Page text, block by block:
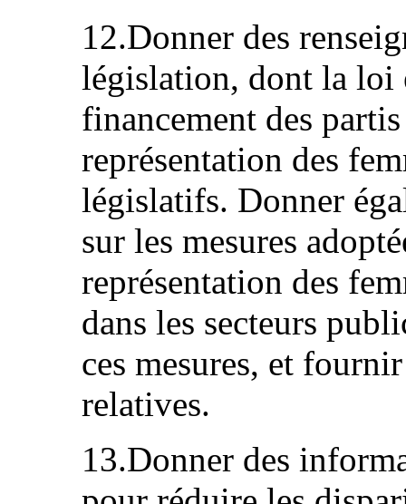
12.Donner des
législation, dont la loi
financement des
représentation des
législatifs. Donner
sur les mesures
représentation des
dans les secteurs
ces mesures, et
relatives.
13.Donner des